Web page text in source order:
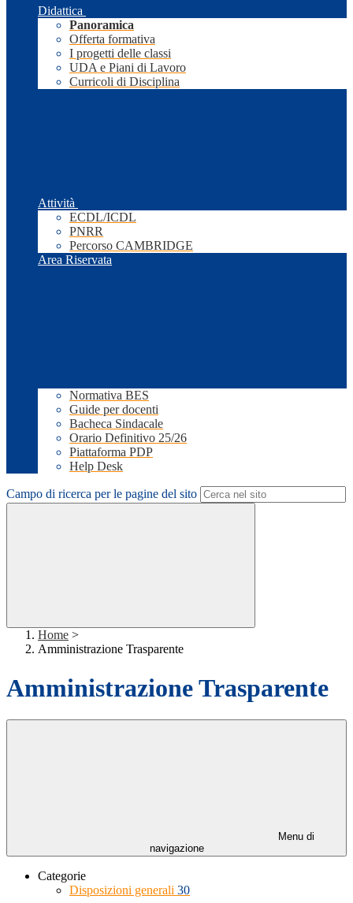
Didattica
Panoramica
Offerta formativa
I progetti delle classi
UDA e Piani di Lavoro
Curricoli di Disciplina
Attività
ECDL/ICDL
PNRR
Percorso CAMBRIDGE
Area Riservata
Normativa BES
Guide per docenti
Bacheca Sindacale
Orario Definitivo 25/26
Piattaforma PDP
Help Desk
Campo di ricerca per le pagine del sito
Home >
Amministrazione Trasparente
Amministrazione Trasparente
Menu di
navigazione
Categorie
Disposizioni generali 30